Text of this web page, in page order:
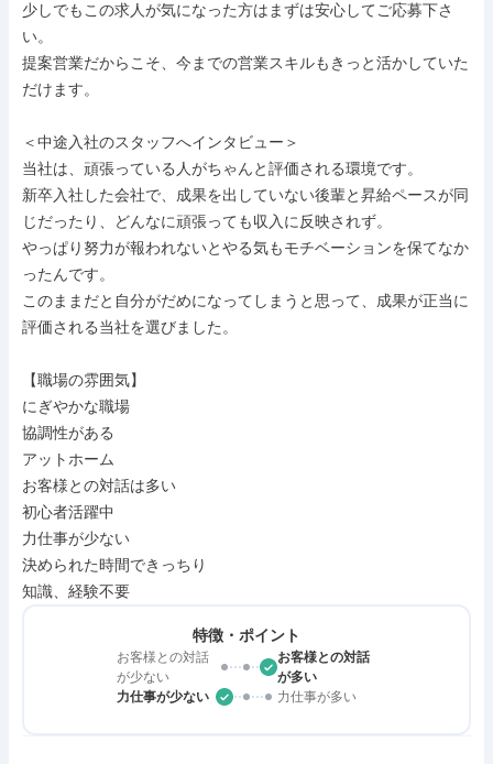
少しでもこの求人が気になった方はまずは安心してご応募下さ
い。
提案営業だからこそ、今までの営業スキルもきっと活かしていた
だけます。
＜中途入社のスタッフへインタビュー＞
当社は、頑張っている人がちゃんと評価される環境です。
新卒入社した会社で、成果を出していない後輩と昇給ペースが同
じだったり、どんなに頑張っても収入に反映されず。
やっぱり努力が報われないとやる気もモチベーションを保てなか
ったんです。
このままだと自分がだめになってしまうと思って、成果が正当に
評価される当社を選びました。
【職場の雰囲気】
にぎやかな職場
協調性がある
アットホーム
お客様との対話は多い
初心者活躍中
力仕事が少ない
決められた時間できっちり
知識、経験不要
特徴・ポイント
お客様との対話
が少ない
お客様との対話
が多い
力仕事が少ない
力仕事が多い